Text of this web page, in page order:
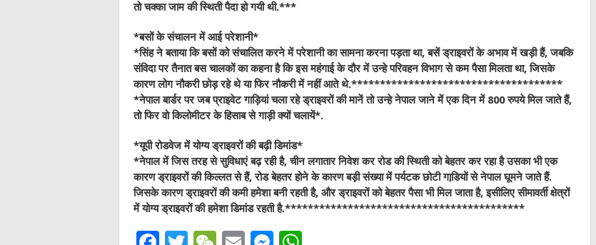
तो चक्का जाम की स्थिती पैदा हो गयी थी.***
*बसों के संचालन में आई परेशानी*
*सिंह ने बताया कि बसों को संचालित करने में परेशानी का सामना करना पड़ता था, बसें ड्राइवरों के अभाव में खड़ी हैं, जबकि
संविदा पर तैनात बस चालकों का कहना है कि इस महंगाई के दौर में उन्हे परिवहन विभाग से कम पैसा मिलता था, जिसके
कारण लोग नौकरी छोड़ रहे थे या फिर नौकरी में नहीं आते थे.*************************************
*नेपाल बार्डर पर जब प्राइवेट गाड़ियां चला रहे ड्राइवरों की मानें तो उन्हे नेपाल जाने में एक दिन में 800 रुपये मिल जाते हैं,
तो फिर वो किलोमीटर के हिसाब से गाड़ी क्यों चलायें*.
*यूपी रोडवेज में योग्य ड्राइवरों की बढ़ी डिमांड*
*नेपाल में जिस तरह से सुविधाएं बढ़ रही है, चीन लगातार निवेश कर रोड की स्थिती को बेहतर कर रहा है उसका भी एक
कारण ड्राइवरों की किल्लत से हैं, रोड बेहतर होने के कारण बड़ी संख्या में पर्यटक छोटी गाडि़यों से नेपाल घूमने जाते हैं.
जिसके कारण ड्राइवरों की कमी हमेशा बनी रहती है, और ड्राइवरों को बेहतर पैसा भी मिल जाता है, इसीलिए सीमावर्ती क्षेत्रों
में योग्य ड्राइवरों की हमेशा डिमांड रहती है.******************************************